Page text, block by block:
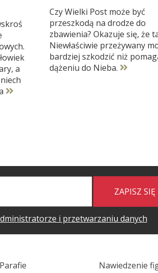
a
Czy Wielki Post może być
przeszkodą na drodze do
zbawienia? Okazuje się, że
Niewłaściwie przeżywany
bardziej szkodzić niż
dążeniu do Nieba.
ZAPISZ SIĘ
i przetwarzaniu danych
Parafie
Nawiedzenie